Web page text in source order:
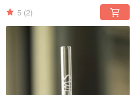
5 (2)